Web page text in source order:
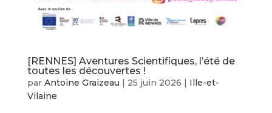
[RENNES] Aventures Scientifiques, l’été de
toutes les découvertes !
par Antoine Graizeau | 25 juin 2026 | Ille-et-
Vilaine